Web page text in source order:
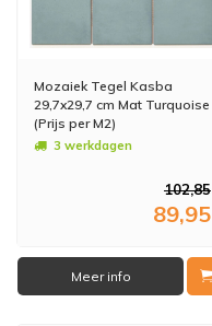
Mozaiek Tegel Kasba
29,7x29,7 cm Mat Turquoise
(Prijs per M2)
3 werkdagen
102,85
89,95
Meer info